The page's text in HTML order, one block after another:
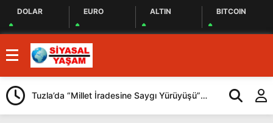
DOLAR EURO ALTIN BITCOIN
Tuzla’da “Millet İradesine Saygı Yürüyüşü”
Düzenlendi
Beykoz
katılan